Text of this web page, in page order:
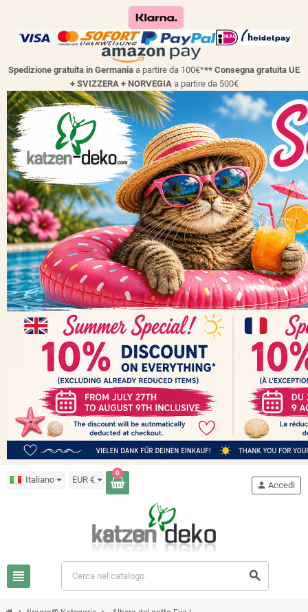
Spedizione gratuita in Germania a partire da 100€*** Consegna gratuita UE
+ SVIZZERA + NORVEGIAa partire da 500€
Italiano EUR €
0
view_headline search
person Accedi